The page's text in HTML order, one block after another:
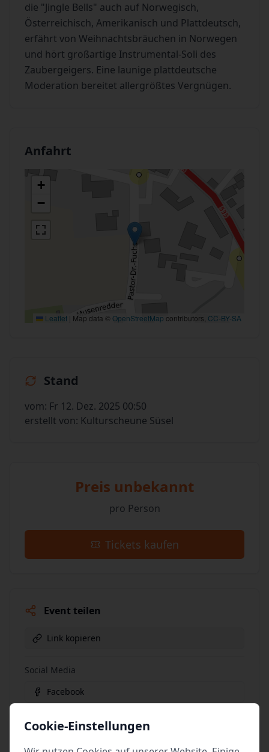
die "Jingle Bells" auch auf Norwegisch,
Österreichisch, Amerikanisch und Plattdeutsch,
erfährt von Weihnachtsbräuchen in Norwegen
und hört großartige Instrumental-Soli des
Zaubergeigers. Eine launige plattdeutsche
Moderation bereitet allergrößtes Vergnügen.
Anfahrt
+
−
Leaflet | Map data © OpenStreetMap contributors, CC-BY-SA
Stand
vom: Fr 12. Dez. 2025 00:50
erstellt von: Kulturscheune Süsel
Preis unbekannt
pro Person
Tickets kaufen
Event teilen
Link kopieren
Social Media
Facebook
Cookie-Einstellungen